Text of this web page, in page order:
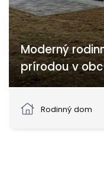
Moderný
prírodou v
Rodinný dom